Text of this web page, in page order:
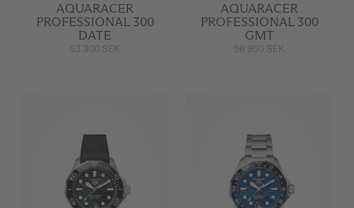
AQUARACER
PROFESSIONAL 300
DATE
53 300 SEK
AQUARACER
PROFESSIONAL 300
GMT
56 950 SEK